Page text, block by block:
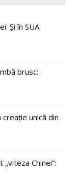
Și în SUA
brusc:
unică din
Chinei”: